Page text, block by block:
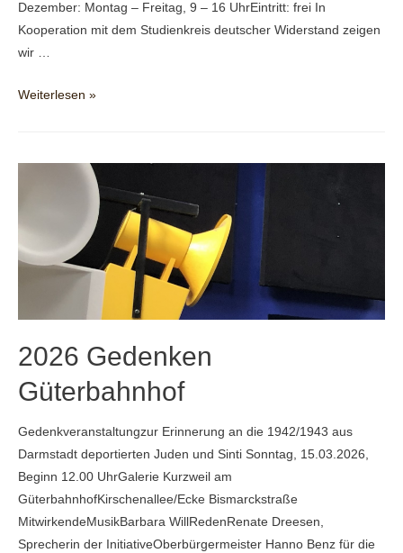
Dezember: Montag – Freitag, 9 – 16 UhrEintritt: frei In
Kooperation mit dem Studienkreis deutscher Widerstand zeigen
wir …
2025
Widerstand
Weiterlesen »
2026 Gedenken
Güterbahnhof
Gedenkveranstaltungzur Erinnerung an die 1942/1943 aus
Darmstadt deportierten Juden und Sinti Sonntag, 15.03.2026,
Beginn 12.00 UhrGalerie Kurzweil am
GüterbahnhofKirschenallee/Ecke Bismarckstraße
MitwirkendeMusikBarbara WillRedenRenate Dreesen,
Sprecherin der InitiativeOberbürgermeister Hanno Benz für die